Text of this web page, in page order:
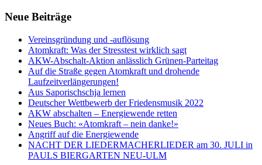
Neue Beiträge
Vereinsgründung und -auflösung
Atomkraft: Was der Stresstest wirklich sagt
AKW-Abschalt-Aktion anlässlich Grünen-Parteitag
Auf die Straße gegen Atomkraft und drohende
Laufzeitverlängerungen!
Aus Saporischschja lernen
Deutscher Wettbewerb der Friedensmusik 2022
AKW abschalten – Energiewende retten
Neues Buch: «Atomkraft – nein danke!»
Angriff auf die Energiewende
NACHT DER LIEDERMACHERLIEDER am 30. JULI in
PAULS BIERGARTEN NEU-ULM